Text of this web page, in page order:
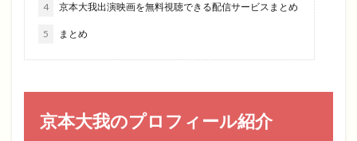
4 京本大我出演映画を無料視聴できる配信サービスまとめ
5 まとめ
京本大我のプロフィール紹介